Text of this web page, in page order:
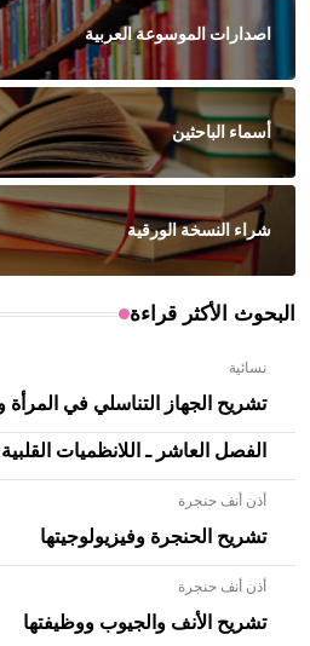
اصدارات الموسوعة العربية
أسماء الباحثين
شراء النسخة الورقية
البحوث الأكثر قراءة
نسائية
تشريح الجهاز التناسلي في المرأة
الفصل العاشر ـ اللانظميات القلبية
أذن أنف حنجرة
تشريح الحنجرة وفيزيولوجيتها
أذن أنف حنجرة
تشريح الأنف والجيوب ووظيفتها
- هل تعلم أن الأبلق نوع من
بالعمارة الإسلامية في بلاد
المعمار على بناء مداميكه وخاصة في